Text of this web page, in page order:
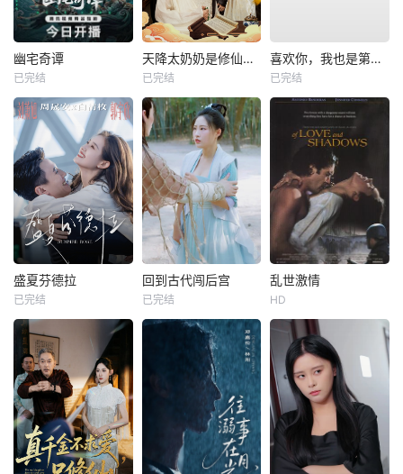
幽宅奇谭
已完结
天降太奶奶是修仙老祖
已完结
喜欢你，我也是第一部
已完结
盛夏芬德拉
已完结
回到古代闯后宫
已完结
乱世激情
HD